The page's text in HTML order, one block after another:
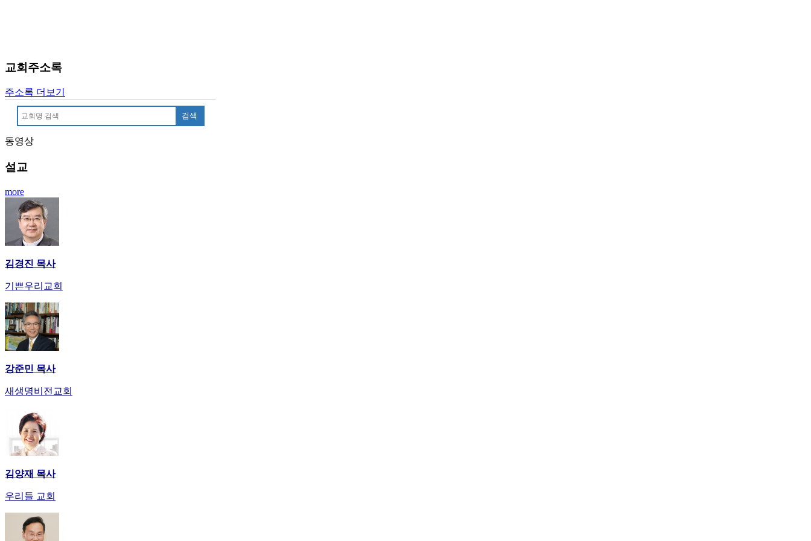
절
리
스
규
제
트
료
만
남
어
플
시
알
스
기
기
부
진
비
교회주소록
주소록 더보기
검색
동영상
설교
more
김경진 목사
기쁜우리교회
강준민 목사
새생명비전교회
김양재 목사
우리들 교회